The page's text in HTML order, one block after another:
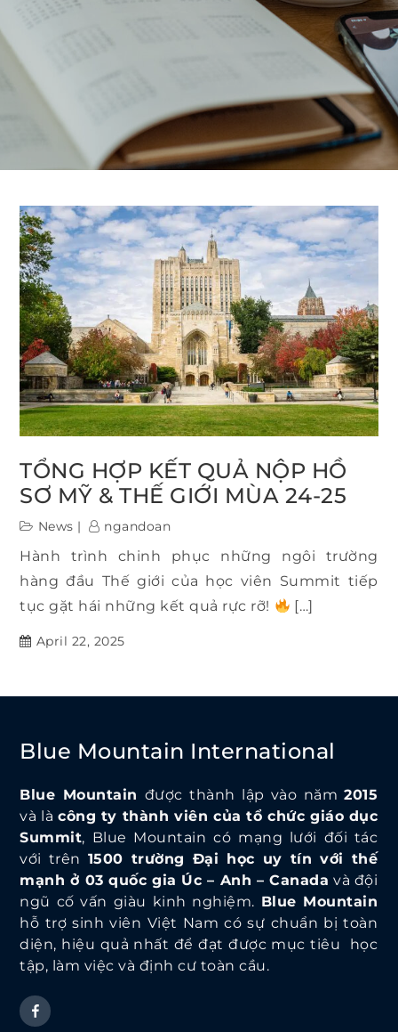
TỔNG HỢP KẾT QUẢ NỘP HỒ
SƠ MỸ & THẾ GIỚI MÙA 24-25
News ngandoan
Hành trình chinh phục những ngôi trường
hàng đầu Thế giới của học viên Summit tiếp
tục gặt hái những kết quả rực rỡ!
[…]
April 22, 2025
Blue Mountain International
Blue Mountain được thành lập vào năm2015
và làcông ty thành viên của tổ chức giáo dục
Summit, Blue Mountain có mạng lưới đối tác
với trên 1500 trường Đại học uy tín với thế
mạnh ở 03 quốc gia Úc – Anh – Canada và đội
ngũ cố vấn giàu kinh nghiệm. Blue Mountain
hỗ trợ sinh viên Việt Nam có sự chuẩn bị toàn
diện, hiệu quả nhất để đạt được mục tiêu học
tập, làm việc và định cư toàn cầu.